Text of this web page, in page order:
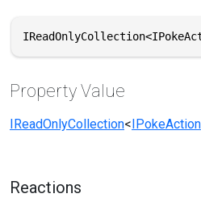
Property Value
IReadOnlyCollection<IPokeAction
Reactions